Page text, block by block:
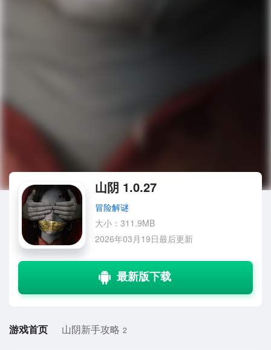
山阴 1.0.27
冒险解谜
大小：311.9MB
2026年03月19日最后更新
游戏首页 山阴新手攻略 2